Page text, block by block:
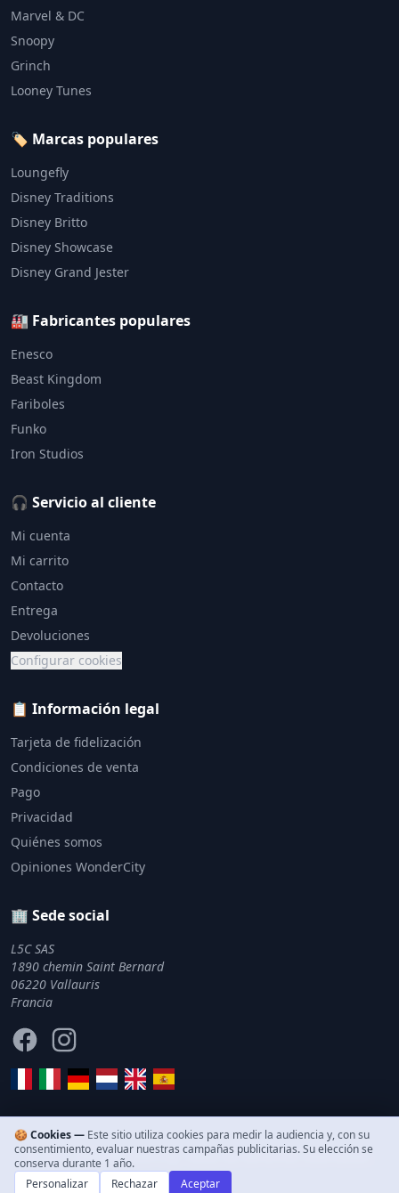
Marvel & DC
Snoopy
Grinch
Looney Tunes
🏷️ Marcas populares
Loungefly
Disney Traditions
Disney Britto
Disney Showcase
Disney Grand Jester
🏭 Fabricantes populares
Enesco
Beast Kingdom
Fariboles
Funko
Iron Studios
🎧 Servicio al cliente
Mi cuenta
Mi carrito
Contacto
Entrega
Devoluciones
Configurar cookies
📋 Información legal
Tarjeta de fidelización
Condiciones de venta
Pago
Privacidad
Quiénes somos
Opiniones WonderCity
🏢 Sede social
L5C SAS
1890 chemin Saint Bernard
06220 Vallauris
Francia
FacebookInstagram
© 2011–2026 WonderCity. Todos los derechos reservados.
🍪 Cookies — Este sitio utiliza cookies para medir la audiencia y, con su
consentimiento, evaluar nuestras campañas publicitarias. Su elección se
conserva durante 1 año.
Personalizar
Rechazar Aceptar